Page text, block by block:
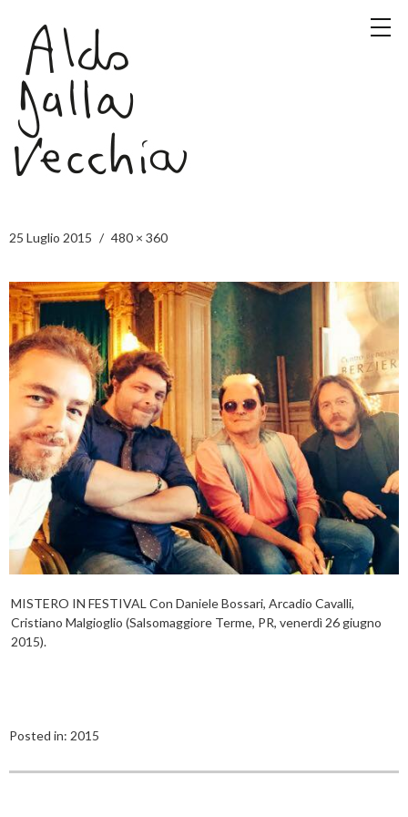
25 Luglio 2015 480 × 360
MISTERO IN FESTIVAL Con Daniele Bossari, Arcadio Cavalli,
Cristiano Malgioglio (Salsomaggiore Terme, PR, venerdì 26 giugno
2015).
Posted in: 2015